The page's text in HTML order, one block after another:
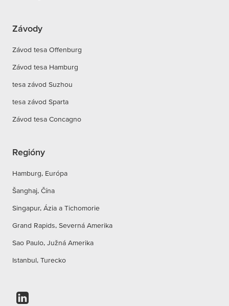
Závody
Závod tesa Offenburg
Závod tesa Hamburg
tesa závod Suzhou
tesa závod Sparta
Závod tesa Concagno
Regióny
Hamburg, Európa
Šanghaj, Čína
Singapur, Ázia a Tichomorie
Grand Rapids, Severná Amerika
Sao Paulo, Južná Amerika
Istanbul, Turecko